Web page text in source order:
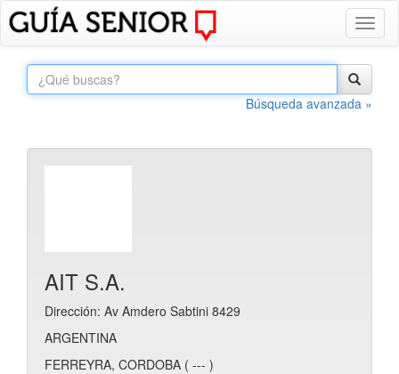
Búsqueda avanzada »
AIT S.A.
Dirección: Av Amdero Sabtini 8429
ARGENTINA
FERREYRA, CORDOBA ( --- )